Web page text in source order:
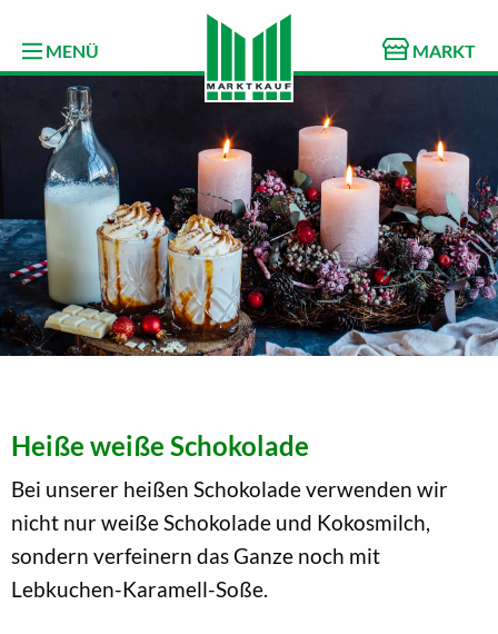
MENÜ MARKT
Heiße weiße Schokolade
Bei unserer heißen Schokolade verwenden wir
nicht nur weiße Schokolade und Kokosmilch,
sondern verfeinern das Ganze noch mit
Lebkuchen-Karamell-Soße.